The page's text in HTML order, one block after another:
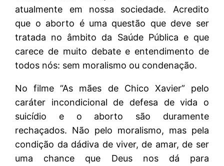
atualmente em nossa sociedade. Acredito
que o aborto é uma questão que deve ser
tratada no âmbito da Saúde Pública e que
carece de muito debate e entendimento de
todos nós: sem moralismo ou condenação.
No filme “As mães de Chico Xavier” pelo
caráter incondicional de defesa de vida o
suicídio e o aborto são duramente
rechaçados. Não pelo moralismo, mas pela
condição da dádiva de viver, de amar, de ser
uma chance que Deus nos dá para